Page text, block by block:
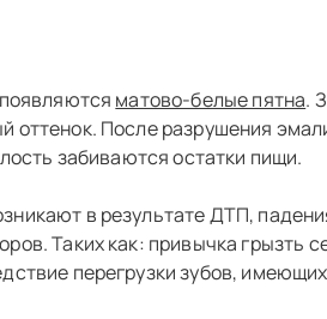
матово-белые пятна.
оттенок. После разрушения
забиваются остатки пищи.
в результате ДТП,
Таких как: привычка грызть
перегрузки зубов,